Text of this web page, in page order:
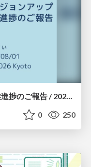
OSPN.JPバージョンアップ作業進捗のご報告 / 20260801-osc26kyoto
0 250